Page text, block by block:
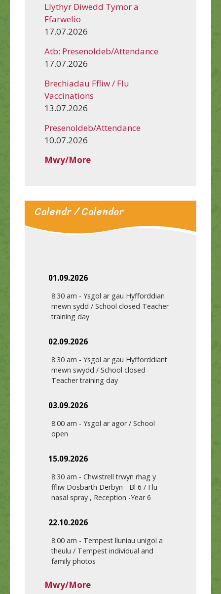
Llythyr Diwedd Tymor a
Ffarwelio
17.07.2026
Atb: Presenoldeb/Attendance
17.07.2026
Brechiadau Ffliw / Flu
Vaccinations
13.07.2026
Presenoldeb/Attendance
10.07.2026
Mwy/More
Calendr / Calendar
01.09.2026
8:30 am - Ysgol ar gau Hyfforddian
mewn sydd / School closed Teacher
training day
02.09.2026
8:30 am - Ysgol ar gau Hyfforddiant
mewn swydd / School closed
Teacher training day
03.09.2026
8:00 am - Ysgol ar agor / School
open
15.09.2026
8:30 am - Chwistrell trwyn rhag y
ffliw Dosbarth Derbyn - Bl 6 / Flu
nasal spray , Reception -Year 6
22.10.2026
8:00 am - Tempest lluniau unigol a
theulu / Tempest individual and
family photos
Mwy/More